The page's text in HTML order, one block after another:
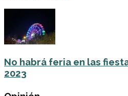
No habrá feria en las
2023